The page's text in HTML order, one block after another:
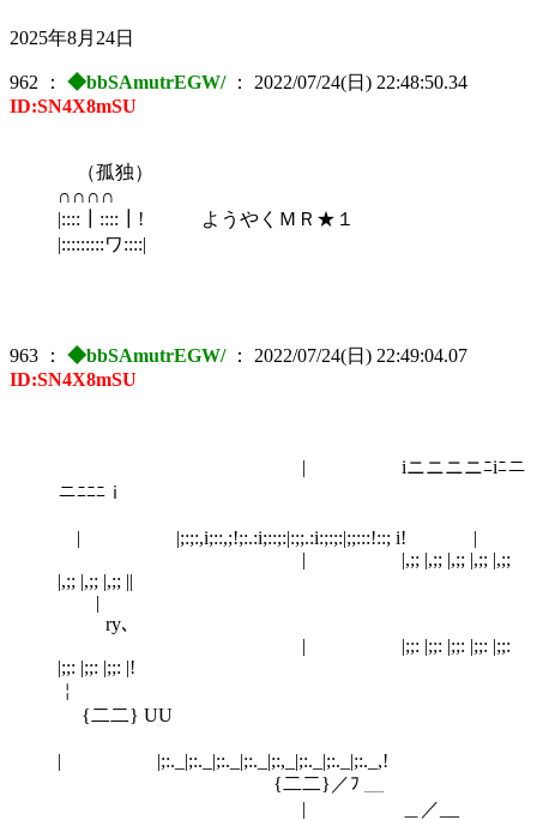
2025年8月24日
962 ： ◆bbSAmutrEGW/： 2022/07/24(日) 22:48:50.34
ID:SN4X8mSU
（孤独）
∩∩∩∩
|::::┃::::┃! ようやくＭＲ★１
|:::::::::ワ::::|
963 ： ◆bbSAmutrEGW/： 2022/07/24(日) 22:49:04.07
ID:SN4X8mSU
| iニニニニﾆiﾆニ
ニﾆﾆﾆｉ
| |;:;:,i;::,;!;:.:i;::;:|:;;.:i:;:;:|;;:::!::; i! |
| |,;; |,;; |,;; |,;; |,;;
|,;; |,;; |,;; ||
ry､
| |;;: |;;: |;;: |;;: |;;:
|;;: |;;: |;;: |!
￤
{二二} UU
|
{二二}／ﾌ ＿
| ＿／__